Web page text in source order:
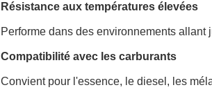
Résistance aux températures élevées
Performe dans des environnements allant
Compatibilité avec les carburants
Convient pour l'essence, le diesel, les